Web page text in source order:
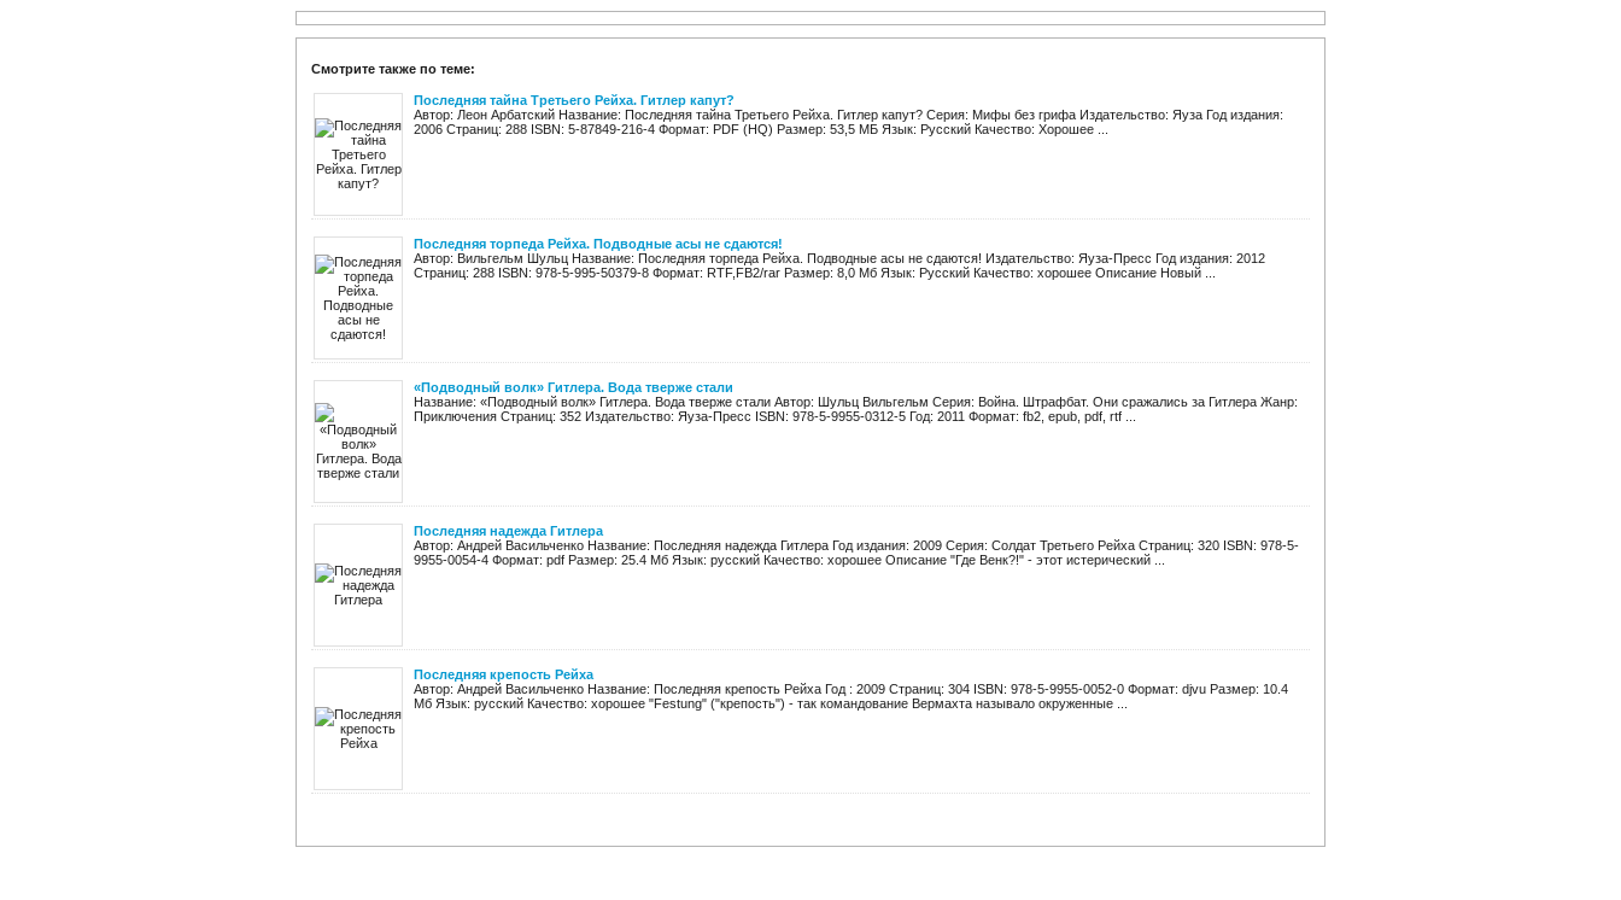
Смотрите также по теме:
Последняя тайна Третьего Рейха. Гитлер капут?
Автор: Леон Арбатский Название: Последняя тайна Третьего Рейха. Гитлер капут? Серия: Мифы без грифа Издательство: Яуза Год издания:
2006 Страниц: 288 ISBN: 5-87849-216-4 Формат: PDF (HQ) Размер: 53,5 МБ Язык: Русский Качество: Хорошее ...
Последняя торпеда Рейха. Подводные асы не сдаются!
Автор: Вильгельм Шульц Название: Последняя торпеда Рейха. Подводные асы не сдаются! Издательство: Яуза-Пресс Год издания: 2012
Страниц: 288 ISBN: 978-5-995-50379-8 Формат: RTF,FB2/rar Размер: 8,0 Мб Язык: Русский Качество: хорошее Описание Новый ...
«Подводный волк» Гитлера. Вода тверже стали
Название: «Подводный волк» Гитлера. Вода тверже стали Автор: Шульц Вильгельм Серия: Война. Штрафбат. Они сражались за Гитлера Жанр:
Приключения Страниц: 352 Издательство: Яуза-Пресс ISBN: 978-5-9955-0312-5 Год: 2011 Формат: fb2, epub, pdf, rtf ...
Последняя надежда Гитлера
Автор: Андрей Васильченко Название: Последняя надежда Гитлера Год издания: 2009 Серия: Солдат Третьего Рейха Страниц: 320 ISBN: 978-5-
9955-0054-4 Формат: pdf Размер: 25.4 Мб Язык: русский Качество: хорошее Описание "Где Венк?!" - этот истерический ...
Последняя крепость Рейха
Автор: Андрей Васильченко Название: Последняя крепость Рейха Год : 2009 Страниц: 304 ISBN: 978-5-9955-0052-0 Формат: djvu Размер: 10.4
Мб Язык: русский Качество: хорошее "Festung" ("крепость") - так командование Вермахта называло окруженные ...